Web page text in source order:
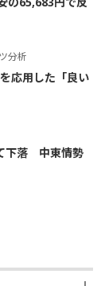
分析
応用した「良い
下落 中東情勢